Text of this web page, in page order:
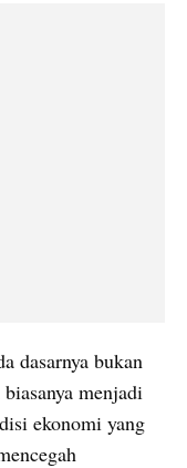
dasarnya bukan
menjadi
ekonomi yang